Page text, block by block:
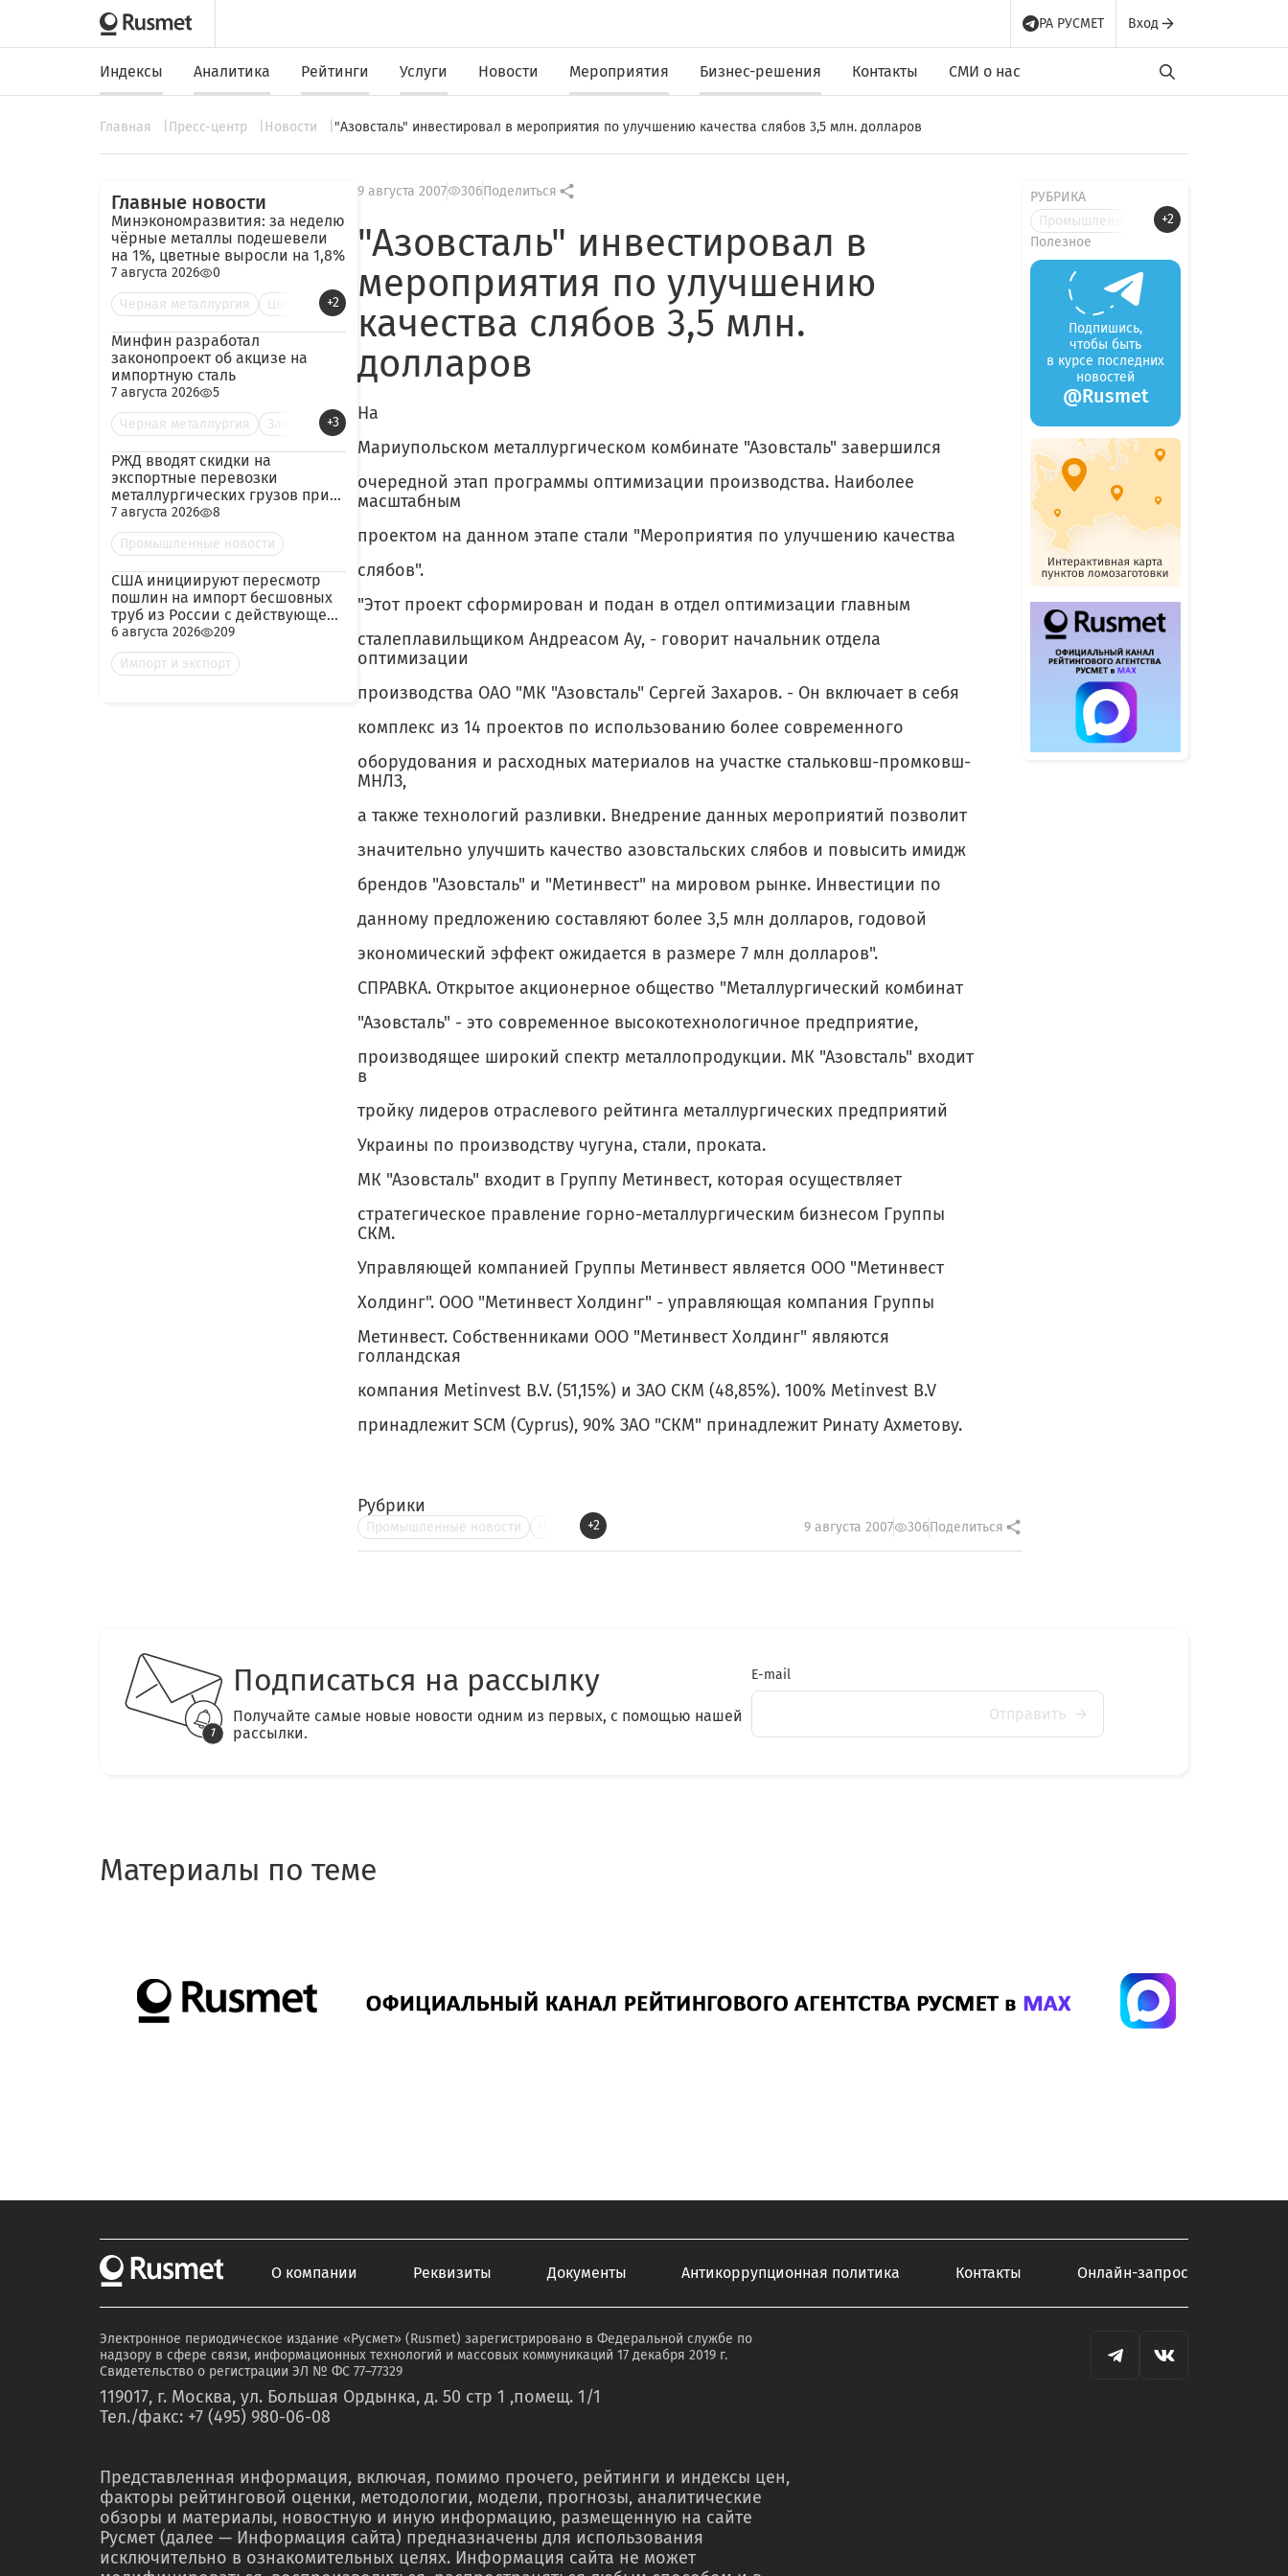
РА РУСМЕТ Вход
Индексы Аналитика Рейтинги Услуги Новости Мероприятия Бизнес-решения Контакты СМИ о нас
Главная Пресс-центр Новости "Азовсталь" инвестировал в мероприятия по улучшению качества слябов 3,5 млн. долларов
Главные новости
Минэкономразвития: за неделю
чёрные металлы подешевели
на 1%, цветные выросли на 1,8%
7 августа 2026
0
Черная металлургия
Цве +2
Минфин разработал
законопроект об акцизе на
импортную сталь
7 августа 2026
5
Черная металлургия
Зак +3
РЖД вводят скидки на
экспортные перевозки
металлургических грузов при
гарантированных объёмах
7 августа 2026
8
Промышленные новости
США инициируют пересмотр
пошлин на импорт бесшовных
труб из России с действующей
ставкой 209,72%
6 августа 2026
209
Импорт и экспорт
9 августа 2007 306Поделиться
"Азовсталь" инвестировал в
мероприятия по улучшению
качества слябов 3,5 млн.
долларов
На
Мариупольском металлургическом комбинате "Азовсталь" завершился
очередной этап программы оптимизации производства. Наиболее
масштабным
проектом на данном этапе стали "Мероприятия по улучшению качества
слябов".
"Этот проект сформирован и подан в отдел оптимизации главным
сталеплавильщиком Андреасом Ау, - говорит начальник отдела
оптимизации
производства ОАО "МК "Азовсталь" Сергей Захаров. - Он включает в себя
комплекс из 14 проектов по использованию более современного
оборудования и расходных материалов на участке стальковш-промковш-
МНЛЗ,
а также технологий разливки. Внедрение данных мероприятий позволит
значительно улучшить качество азовстальских слябов и повысить имидж
брендов "Азовсталь" и "Метинвест" на мировом рынке. Инвестиции по
данному предложению составляют более 3,5 млн долларов, годовой
экономический эффект ожидается в размере 7 млн долларов".
СПРАВКА. Открытое акционерное общество "Металлургический комбинат
"Азовсталь" - это современное высокотехнологичное предприятие,
производящее широкий спектр металлопродукции. МК "Азовсталь" входит
в
тройку лидеров отраслевого рейтинга металлургических предприятий
Украины по производству чугуна, стали, проката.
МК "Азовсталь" входит в Группу Метинвест, которая осуществляет
стратегическое правление горно-металлургическим бизнесом Группы
СКМ.
Управляющей компанией Группы Метинвест является ООО "Метинвест
Холдинг". ООО "Метинвест Холдинг" - управляющая компания Группы
Метинвест. Собственниками ООО "Метинвест Холдинг" являются
голландская
компания Metinvest B.V. (51,15%) и ЗАО СКМ (48,85%). 100% Metinvest B.V
принадлежит SCM (Cyprus), 90% ЗАО "СКМ" принадлежит Ринату Ахметову.
Рубрики
Промышленные новости +2 9 августа 2007 306Поделиться
РУБРИКА
Промышленные новости
+2
Полезное
Подпишись,
чтобы быть
в курсе последних
новостей
@Rusmet
Подписаться на рассылку
Получайте самые новые новости одним из первых, с помощью нашей
рассылки.
E-mail
Отправить
Материалы по теме
О компании Реквизиты Документы Антикоррупционная политика Контакты Онлайн-запрос
Электронное периодическое издание «Русмет» (Rusmet) зарегистрировано в Федеральной службе по
надзору в сфере связи, информационных технологий и массовых коммуникаций 17 декабря 2019 г.
Свидетельство о регистрации ЭЛ № ФС 77–77329
119017, г. Москва, ул. Большая Ордынка, д. 50 стр 1 ,помещ. 1/1
Тел./факс: +7 (495) 980-06-08
Представленная информация, включая, помимо прочего, рейтинги и индексы цен,
факторы рейтинговой оценки, методологии, модели, прогнозы, аналитические
обзоры и материалы, новостную и иную информацию, размещенную на сайте
Русмет (далее — Информация сайта) предназначены для использования
исключительно в ознакомительных целях. Информация сайта не может